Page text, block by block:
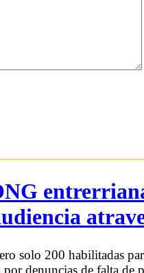
solo 200 habilitadas
denuncias de falta